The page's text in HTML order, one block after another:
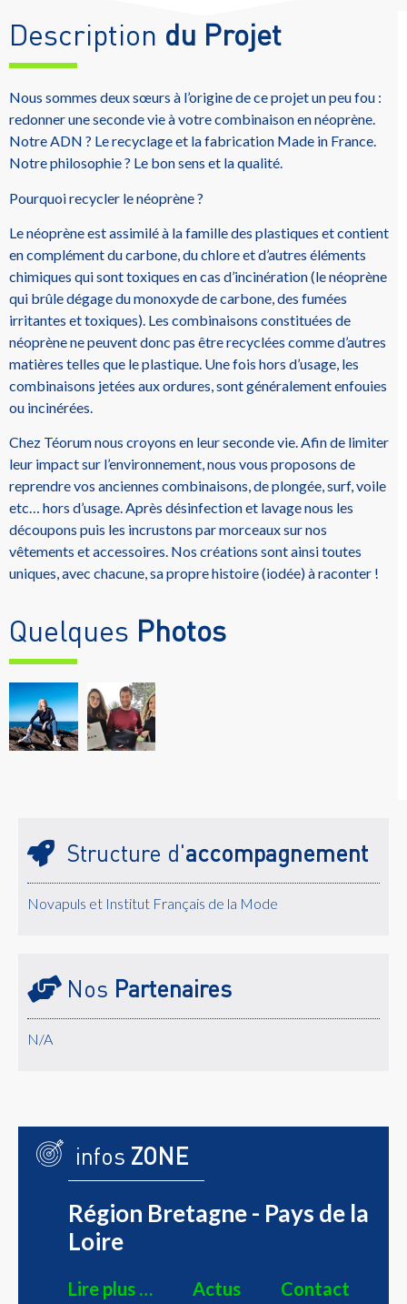
Description du Projet
Nous sommes deux sœurs à l’origine de ce projet un peu fou :
redonner une seconde vie à votre combinaison en néoprène.
Notre ADN ? Le recyclage et la fabrication Made in France.
Notre philosophie ? Le bon sens et la qualité.
Pourquoi recycler le néoprène ?
Le néoprène est assimilé à la famille des plastiques et contient
en complément du carbone, du chlore et d’autres éléments
chimiques qui sont toxiques en cas d’incinération (le néoprène
qui brûle dégage du monoxyde de carbone, des fumées
irritantes et toxiques). Les combinaisons constituées de
néoprène ne peuvent donc pas être recyclées comme d’autres
matières telles que le plastique. Une fois hors d’usage, les
combinaisons jetées aux ordures, sont généralement enfouies
ou incinérées.
Chez Téorum nous croyons en leur seconde vie. Afin de limiter
leur impact sur l’environnement, nous vous proposons de
reprendre vos anciennes combinaisons, de plongée, surf, voile
etc… hors d’usage. Après désinfection et lavage nous les
découpons puis les incrustons par morceaux sur nos
vêtements et accessoires. Nos créations sont ainsi toutes
uniques, avec chacune, sa propre histoire (iodée) à raconter !
Quelques Photos
Structure d'accompagnement
Novapuls et Institut Français de la Mode
Nos Partenaires
N/A
infos ZONE
Région Bretagne - Pays de la
Loire
Lire plus … Actus Contact